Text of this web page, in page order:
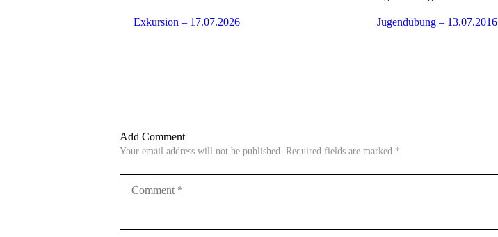
Exkursion – 17.07.2026 Jugendübung – 13.07.2016
Add Comment
Your email address will not be published. Required fields are marked *